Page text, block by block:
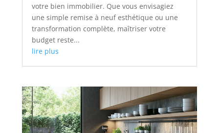
votre bien immobilier. Que vous envisagiez
une simple remise à neuf esthétique ou une
transformation complète, maîtriser votre
budget reste...
lire plus